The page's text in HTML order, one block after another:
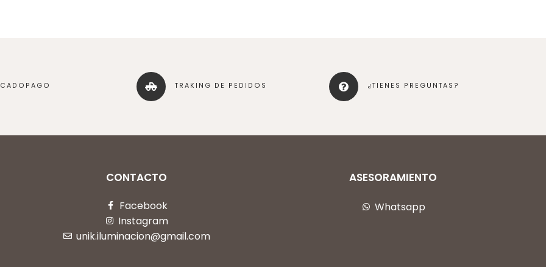
TRAKING DE PEDIDOS ¿TIENES PREGUNTAS?
CONTACTO
Facebook
Instagram
unik.iluminacion@gmail.com
ASESORAMIENTO
Whatsapp